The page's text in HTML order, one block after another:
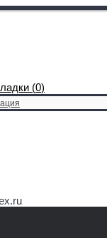
(0)